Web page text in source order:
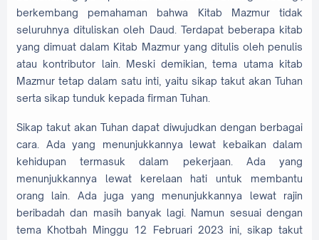
berkembang pemahaman bahwa Kitab Mazmur tidak
seluruhnya dituliskan oleh Daud. Terdapat beberapa kitab
yang dimuat dalam Kitab Mazmur yang ditulis oleh penulis
atau kontributor lain. Meski demikian, tema utama kitab
Mazmur tetap dalam satu inti, yaitu sikap takut akan Tuhan
serta sikap tunduk kepada firman Tuhan.
Sikap takut akan Tuhan dapat diwujudkan dengan berbagai
cara. Ada yang menunjukkannya lewat kebaikan dalam
kehidupan termasuk dalam pekerjaan. Ada yang
menunjukkannya lewat kerelaan hati untuk membantu
orang lain. Ada juga yang menunjukkannya lewat rajin
beribadah dan masih banyak lagi. Namun sesuai dengan
tema Khotbah Minggu 12 Februari 2023 ini, sikap takut